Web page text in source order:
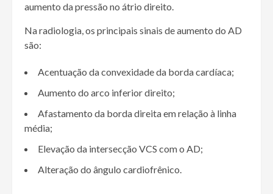
aumento da pressão no átrio direito.
Na radiologia, os principais sinais de aumento do AD
são:
Acentuação da convexidade da borda cardíaca;
Aumento do arco inferior direito;
Afastamento da borda direita em relação à linha
média;
Elevação da intersecção VCS com o AD;
Alteração do ângulo cardiofrênico.